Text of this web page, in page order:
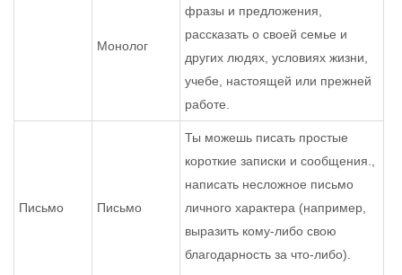
Монолог
фразы и предложения,
рассказать о своей семье и
других людях, условиях жизни,
учебе, настоящей или прежней
работе.
Письмо Письмо
Ты можешь писать простые
короткие записки и сообщения.,
написать несложное письмо
личного характера (например,
выразить кому-либо свою
благодарность за что-либо).